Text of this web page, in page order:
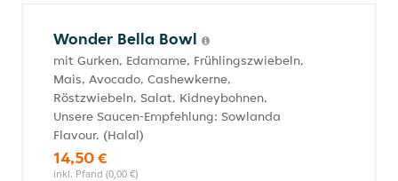
Wonder Bella Bowl
mit Gurken, Edamame, Frühlingszwiebeln,
Mais, Avocado, Cashewkerne,
Röstzwiebeln, Salat, Kidneybohnen,
Unsere Saucen-Empfehlung: Sowlanda
Flavour. (Halal)
14,50 €
inkl. Pfand (0,00 €)